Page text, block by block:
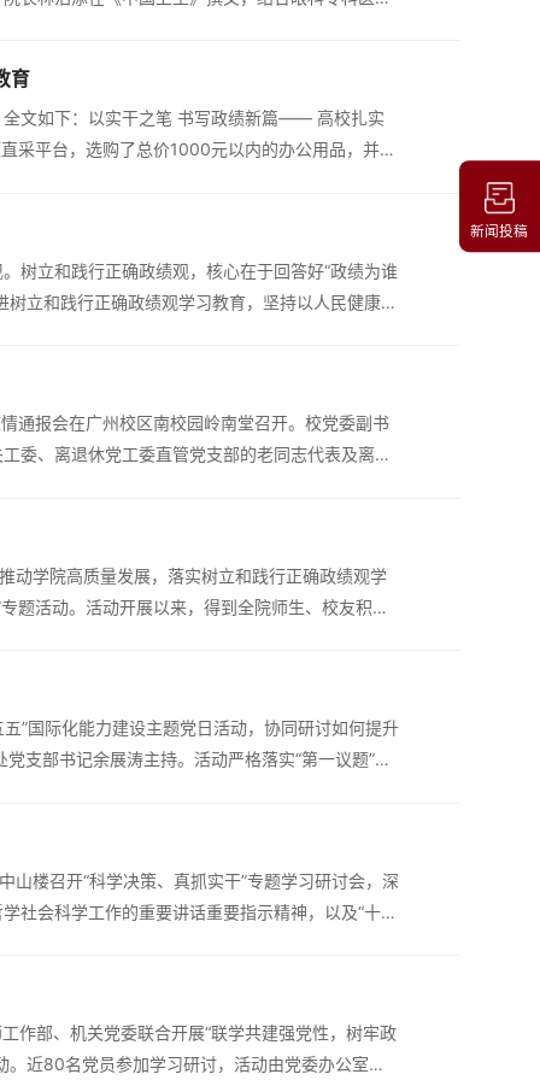
育
全文如下：以实干之笔 书写政绩新篇—— 高校扎实
采平台，选购了总价1000元以内的办公用品，并在
树立和践行正确政绩观，核心在于回答好“政绩为谁
立和践行正确政绩观学习教育，坚持以人民健康为
通报会在广州校区南校园岭南堂召开。校党委副书
委、离退休党工委直管党支部的老同志代表及离退
动学院高质量发展，落实树立和践行正确政绩观学
题活动。活动开展以来，得到全院师生、校友积极
”国际化能力建设主题党日活动，协同研讨如何提升
支部书记余展涛主持。活动严格落实“第一议题”学
楼召开“科学决策、真抓实干”专题学习研讨会，深
社会科学工作的重要讲话重要指示精神，以及“十五
作部、机关党委联合开展“联学共建强党性，树牢政
近80名党员参加学习研讨，活动由党委办公室主
新闻投稿